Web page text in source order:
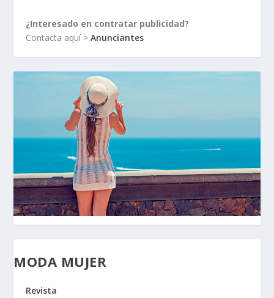
¿Interesado en contratar publicidad?
Contacta aquí >Anunciantes
MODA MUJER
Revista